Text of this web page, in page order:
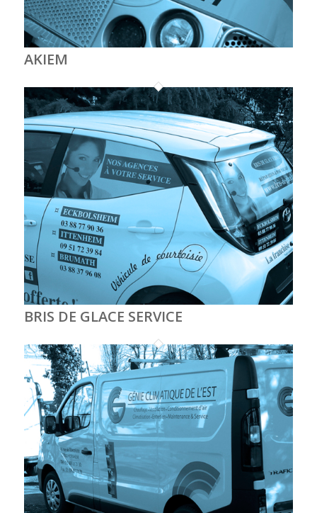
AKIEM
BRIS DE GLACE SERVICE